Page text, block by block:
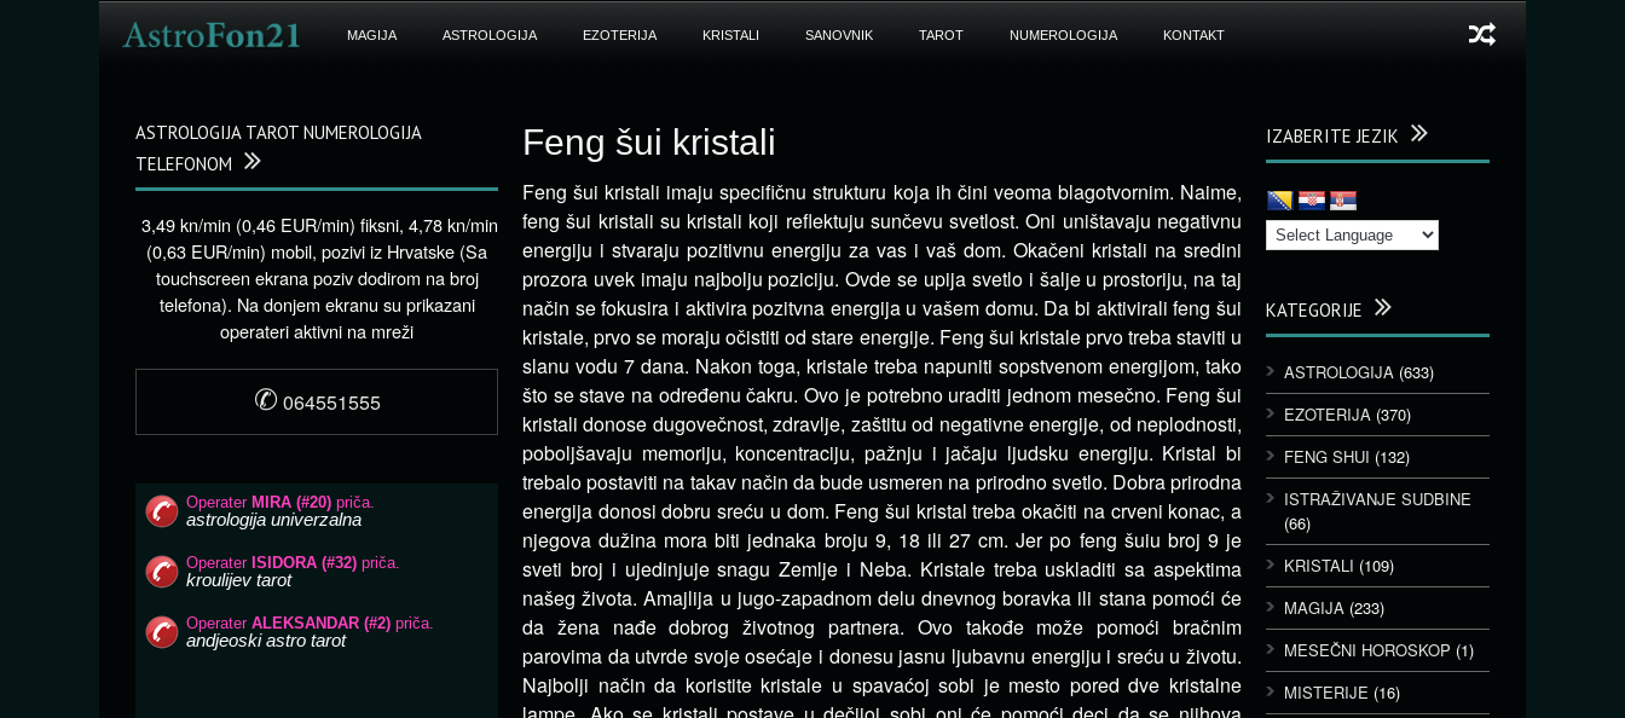
MAGIJA ASTROLOGIJA EZOTERIJA KRISTALI SANOVNIK TAROT NUMEROLOGIJA KONTAKT
Feng šui kristali
Feng šui kristali imaju specifičnu strukturu koja ih čini veoma blagotvornim. Naime,
feng šui kristali su kristali koji reflektuju sunčevu svetlost. Oni uništavaju negativnu
energiju i stvaraju pozitivnu energiju za vas i vaš dom. Okačeni kristali na sredini
prozora uvek imaju najbolju poziciju. Ovde se upija svetlo i šalje u prostoriju, na taj
način se fokusira i aktivira pozitvna energija u vašem domu. Da bi aktivirali feng šui
kristale, prvo se moraju očistiti od stare energije. Feng šui kristale prvo treba staviti u
slanu vodu 7 dana. Nakon toga, kristale treba napuniti sopstvenom energijom, tako
što se stave na određenu čakru. Ovo je potrebno uraditi jednom mesečno. Feng šui
kristali donose dugovečnost, zdravlje, zaštitu od negativne energije, od neplodnosti,
poboljšavaju memoriju, koncentraciju, pažnju i jačaju ljudsku energiju. Kristal bi
trebalo postaviti na takav način da bude usmeren na prirodno svetlo. Dobra prirodna
energija donosi dobru sreću u dom. Feng šui kristal treba okačiti na crveni konac, a
njegova dužina mora biti jednaka broju 9, 18 ili 27 cm. Jer po feng šuiu broj 9 je
sveti broj i ujedinjuje snagu Zemlje i Neba. Kristale treba uskladiti sa aspektima
našeg života. Amajlija u jugo-zapadnom delu dnevnog boravka ili stana pomoći će
da žena nađe dobrog životnog partnera. Ovo takođe može pomoći bračnim
parovima da utvrde svoje osećaje i donesu jasnu ljubavnu energiju i sreću u životu.
Najbolji način da koristite kristale u spavaćoj sobi je mesto pored dve kristalne
IZABERITE JEZIK
KATEGORIJE
ASTROLOGIJA (633)
EZOTERIJA (370)
FENG SHUI (132)
ISTRAŽIVANJE SUDBINE
(66)
KRISTALI (109)
MAGIJA (233)
MESEČNI HOROSKOP (1)
MISTERIJE (16)
ASTROLOGIJA TAROT NUMEROLOGIJA
TELEFONOM
3,49 kn/min (0,46 EUR/min) fiksni, 4,78 kn/min
(0,63 EUR/min) mobil, pozivi iz Hrvatske (Sa
touchscreen ekrana poziv dodirom na broj
telefona). Na donjem ekranu su prikazani
operateri aktivni na mreži
✆ 064551555